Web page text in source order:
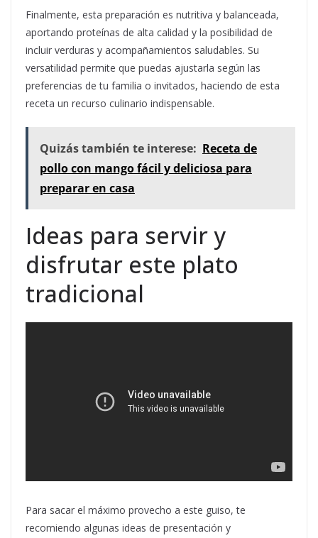
Finalmente, esta preparación es nutritiva y balanceada,
aportando proteínas de alta calidad y la posibilidad de
incluir verduras y acompañamientos saludables. Su
versatilidad permite que puedas ajustarla según las
preferencias de tu familia o invitados, haciendo de esta
receta un recurso culinario indispensable.
Quizás también te interese: Receta de
pollo con mango fácil y deliciosa para
preparar en casa
Ideas para servir y
disfrutar este plato
tradicional
Para sacar el máximo provecho a este guiso, te
recomiendo algunas ideas de presentación y